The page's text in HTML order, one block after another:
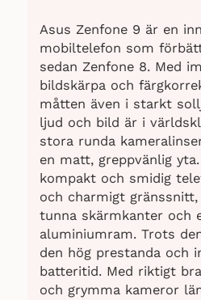
Asus Zenfone 9 är en
mobiltelefon som
sedan Zenfone 8. Med
bildskärpa och
måtten även i starkt
ljud och bild är i
stora runda
en matt, greppvänlig
kompakt och smidig
och charmigt
tunna skärmkanter och
aluminiumram. Trots
den hög prestanda och
batteritid. Med riktigt
och grymma kameror